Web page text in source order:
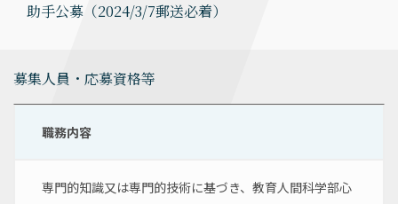
助手公募（2024/3/7郵送必着）
募集人員・応募資格等
職務内容
専門的知識又は専門的技術に基づき、教育人間科学部心